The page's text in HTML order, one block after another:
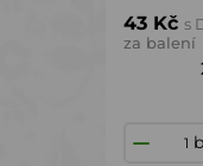
43 Kč s
za balení